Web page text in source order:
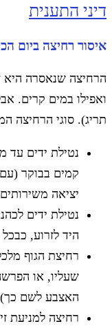
דיני התענית
איסור רחיצה ביום
הרחיצה שנאסרה היא
ואפילו במים קרים.
תריג). סוגי הרחיצה
נטילת ידים עד
קמים בבוקר
יציאה
נטילת ידים
היד לזרוע, כבכל
רחיצת הגוף
שעליו, או
האצבע לשם
רחיצה למניעת